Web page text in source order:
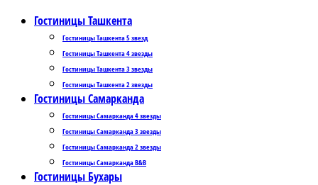
Гостиницы Ташкента
Гостиницы Ташкента 5 звезд
Гостиницы Ташкента 4 звезды
Гостиницы Ташкента 3 звезды
Гостиницы Ташкента 2 звезды
Гостиницы Самарканда
Гостиницы Самарканда 4 звезды
Гостиницы Самарканда 3 звезды
Гостиницы Самарканда 2 звезды
Гостиницы Самарканда B&B
Гостиницы Бухары